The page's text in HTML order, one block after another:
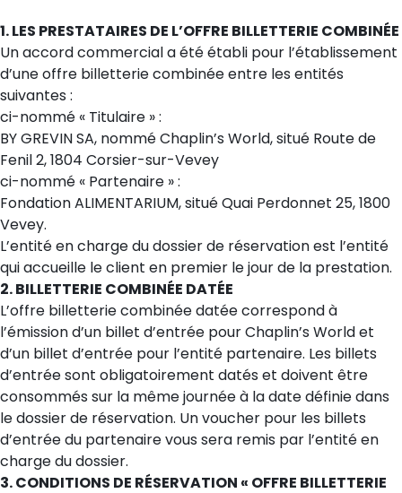
1. LES PRESTATAIRES DE L’OFFRE BILLETTERIE COMBINÉE
Un accord commercial a été établi pour l’établissement
d’une offre billetterie combinée entre les entités
suivantes :
ci-nommé « Titulaire » :
BY GREVIN SA, nommé Chaplin’s World, situé Route de
Fenil 2, 1804 Corsier-sur-Vevey
ci-nommé « Partenaire » :
Fondation ALIMENTARIUM, situé Quai Perdonnet 25, 1800
Vevey.
L’entité en charge du dossier de réservation est l’entité
qui accueille le client en premier le jour de la prestation.
2. BILLETTERIE COMBINÉE DATÉE
L’offre billetterie combinée datée correspond à
l’émission d’un billet d’entrée pour Chaplin’s World et
d’un billet d’entrée pour l’entité partenaire. Les billets
d’entrée sont obligatoirement datés et doivent être
consommés sur la même journée à la date définie dans
le dossier de réservation. Un voucher pour les billets
d’entrée du partenaire vous sera remis par l’entité en
charge du dossier.
3. CONDITIONS DE RÉSERVATION « OFFRE BILLETTERIE